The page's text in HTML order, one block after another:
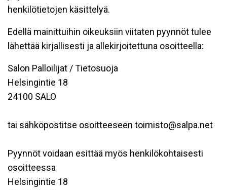
henkilötietojen käsittelyä.
Edellä mainittuihin oikeuksiin viitaten pyynnöt tulee
lähettää kirjallisesti ja allekirjoitettuna osoitteella:
Salon Palloilijat / Tietosuoja
Helsingintie 18
24100 SALO
tai sähköpostitse osoitteeseen toimisto@salpa.net
Pyynnöt voidaan esittää myös henkilökohtaisesti
osoitteessa
Helsingintie 18